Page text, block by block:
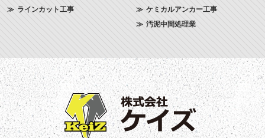
ラインカット工事
ケミカルアンカー工事
汚泥中間処理業